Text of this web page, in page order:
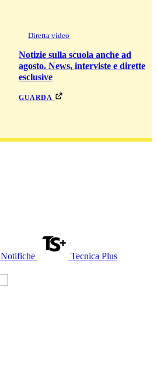
Diretta video
Notizie sulla scuola anche ad
agosto. News, interviste e dirette
esclusive
guarda
Notifiche Tecnica Plus